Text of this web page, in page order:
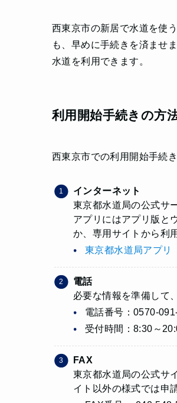
西東京市の新居で水道を使
も、早めに手続きを済ませま
水道を利用できます。
利用開始手続きの方
西東京市での利用開始手続き
インターネット
東京都水道局の公式サ
アプリにはアプリ版と
か、専用サイトから利
東京都水道局アプリ
電話
必要な情報を準備して
電話番号：0570-
受付時間：8:30～
FAX
東京都水道局の公式サ
イト以外の様式では申